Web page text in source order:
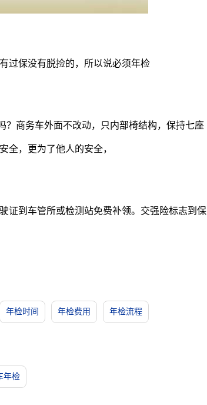
过保没有脱捡的，所以说必须年检
？商务车外面不改动，只内部椅结构，保持七座
全，更为了他人的安全，
证到车管所或检测站免费补领。交强险标志到保
年检时间 年检费用 年检流程
年检